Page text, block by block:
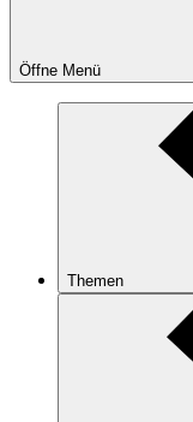
Öffne Menü
Themen